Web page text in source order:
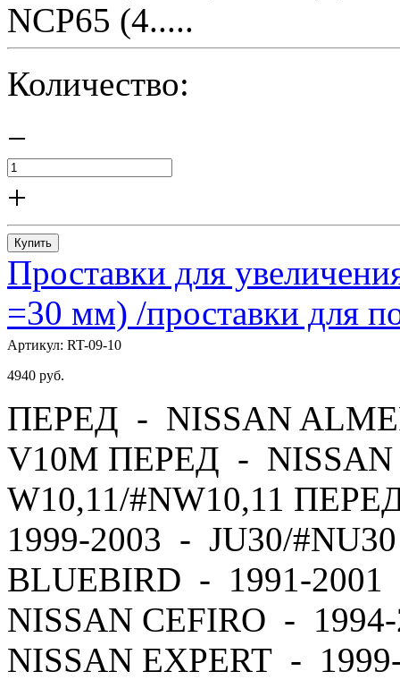
NCP65 (4.....
Количество:
−
+
Купить
Проставки для
=30 мм) /проставки для
Артикул: RT-09-10
4940 руб.
ПЕРЕД - NISSAN
V10M ПЕРЕД -
W10,11/#NW10,11
1999-2003 - JU30/
BLUEBIRD - 1991-
NISSAN CEFIRO -
NISSAN EXPERT -